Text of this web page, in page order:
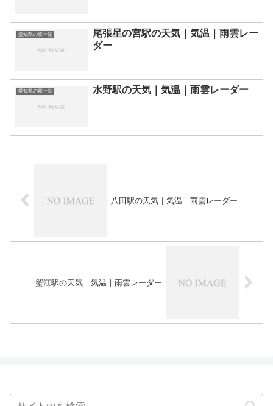
愛知県の駅一覧
尾張星の宮駅の天気｜気温｜雨雲レー
ダー
愛知県の駅一覧 水野駅の天気｜気温｜雨雲レーダー
八田駅の天気｜気温｜雨雲レーダー
蟹江駅の天気｜気温｜雨雲レーダー